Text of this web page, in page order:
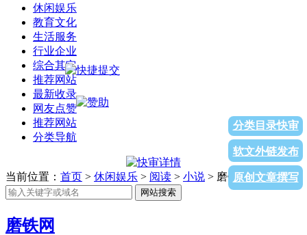
休闲娱乐
教育文化
生活服务
行业企业
综合其它
推荐网站
最新收录
网友点赞
推荐网站
分类导航
分类目录快审
软文外链发布
原创文章撰写
当前位置： 首页 > 休闲娱乐 > 阅读 > 小说 > 磨铁网
网站搜索
磨铁网